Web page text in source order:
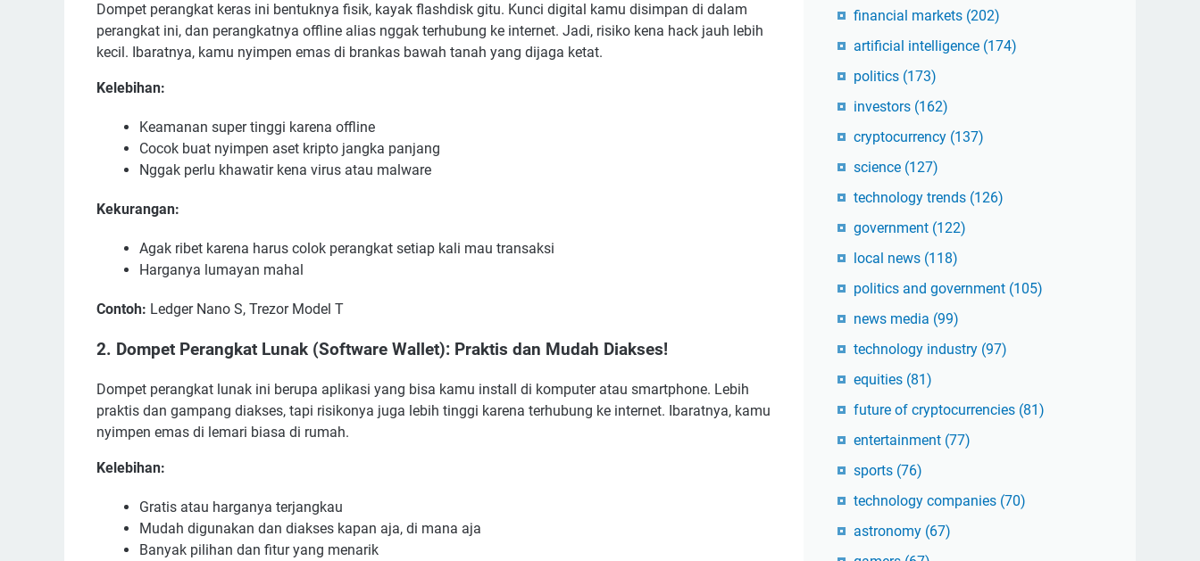
Dompet perangkat keras ini bentuknya fisik, kayak flashdisk gitu. Kunci digital kamu disimpan di dalam
perangkat ini, dan perangkatnya offline alias nggak terhubung ke internet. Jadi, risiko kena hack jauh lebih
kecil. Ibaratnya, kamu nyimpen emas di brankas bawah tanah yang dijaga ketat.
Kelebihan:
Keamanan super tinggi karena offline
Cocok buat nyimpen aset kripto jangka panjang
Nggak perlu khawatir kena virus atau malware
Kekurangan:
Agak ribet karena harus colok perangkat setiap kali mau transaksi
Harganya lumayan mahal
Contoh: Ledger Nano S, Trezor Model T
2. Dompet Perangkat Lunak (Software Wallet): Praktis dan Mudah Diakses!
Dompet perangkat lunak ini berupa aplikasi yang bisa kamu install di komputer atau smartphone. Lebih
praktis dan gampang diakses, tapi risikonya juga lebih tinggi karena terhubung ke internet. Ibaratnya, kamu
nyimpen emas di lemari biasa di rumah.
Kelebihan:
Gratis atau harganya terjangkau
Mudah digunakan dan diakses kapan aja, di mana aja
Banyak pilihan dan fitur yang menarik
financial markets (202)
artificial intelligence (174)
politics (173)
investors (162)
cryptocurrency (137)
science (127)
technology trends (126)
government (122)
local news (118)
politics and government (105)
news media (99)
technology industry (97)
equities (81)
future of cryptocurrencies (81)
entertainment (77)
sports (76)
technology companies (70)
astronomy (67)